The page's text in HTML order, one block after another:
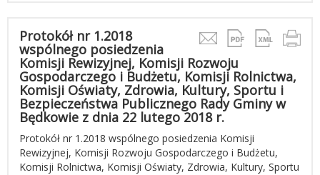
Protokół nr 1.2018
wspólnego posiedzenia
Komisji Rewizyjnej, Komisji Rozwoju
Gospodarczego i Budżetu, Komisji Rolnictwa,
Komisji Oświaty, Zdrowia, Kultury, Sportu i
Bezpieczeństwa Publicznego Rady Gminy w
Będkowie z dnia 22 lutego 2018 r.
Protokół nr 1.2018 wspólnego posiedzenia Komisji
Rewizyjnej, Komisji Rozwoju Gospodarczego i Budżetu,
Komisji Rolnictwa, Komisji Oświaty, Zdrowia, Kultury, Sportu